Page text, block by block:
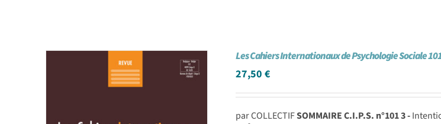
Les Cahiers Internationaux de Psychologie Sociale
27,50€
par COLLECTIFSOMMAIRE C.I.P.S. n°1013 -